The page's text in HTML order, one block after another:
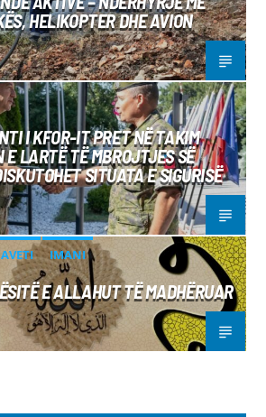
HELIKOPTER DHE AVION
I KFOR-IT PRET NË TAKIM
E LARTË TË MBROJTJES SË
SITUATA E SIGURISË
IMANI
E ALLAHUT TË MADHËRUAR